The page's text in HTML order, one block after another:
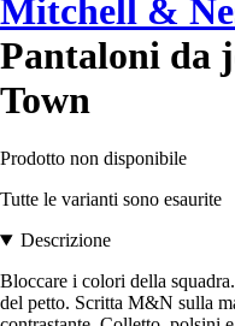
Mitchell &
Pantaloni da
Town
Prodotto non disponibile
Tutte le varianti sono esaurite
Descrizione
Bloccare i colori della
del petto. Scritta M&N sulla